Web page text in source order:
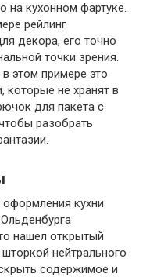
на кухонном фартуке.
рейлинг
декора, его точно
точки зрения.
этом примере это
которые не хранят в
для пакета с
разобрать
кухни
нашел открытый
нейтрального
содержимое и